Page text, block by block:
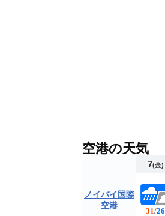
空港の天気
ノイバイ国際
空港
7(金)
31/26